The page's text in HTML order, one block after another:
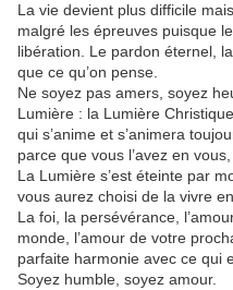
La vie devient plus difficile
malgré les épreuves puisque
libération. Le pardon éternel,
que ce qu’on pense.
Ne soyez pas amers, soyez
Lumière : la Lumière
qui s’anime et s’animera
parce que vous l’avez en
La Lumière s’est éteinte par
vous aurez choisi de la vivre
La foi, la persévérance,
monde, l’amour de votre
parfaite harmonie avec ce qui
Soyez humble, soyez amour.